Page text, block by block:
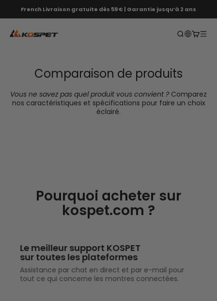
Passer au contenu
French Livraison gratuite dès 59 € | Garantie jusqu’à 2 ans
KOSPET EU Recherche
Ouvrir
Comparaison de produits
Vous ne savez pas quel produit vous convient ? Comparez
nos caractéristiques et spécifications pour faire un choix
éclairé.
Pourquoi acheter sur
kospet.com ?
Le meilleur support KOSPET
sur toutes les plateformes
Assistance par chat en direct et par e-mail pour
tout ce qui concerne les montres connectées.